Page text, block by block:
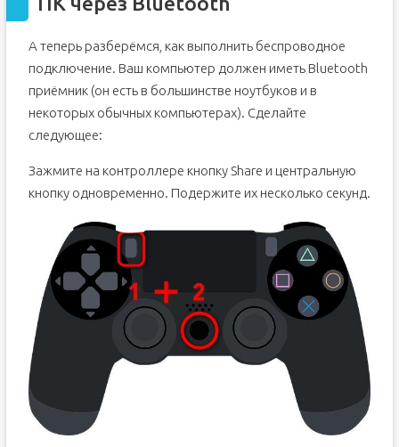
А теперь разберёмся, как выполнить беспроводное
подключение. Ваш компьютер должен иметь Bluetooth
приёмник (он есть в большинстве ноутбуков и в
некоторых обычных компьютерах). Сделайте
следующее:
Зажмите на контроллере кнопку Share и центральную
кнопку одновременно. Подержите их несколько секунд.